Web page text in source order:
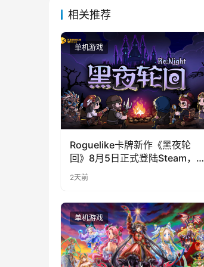
相关推荐
单机游戏
Roguelike卡牌新作《黑夜轮
回》8月5日正式登陆Steam，首
发9折优惠开启
2天前
单机游戏